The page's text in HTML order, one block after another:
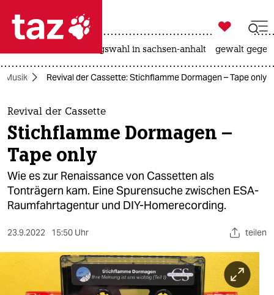
 taz zahl ich
taz zahl ich
themen
politik
öko
gesellschaft
sport
berlin

taz zahl ich
landtagswahl in sachsen-anhalt gewalt
Musik Revival der Cassette: Stichflamme Dormagen – Tape only
Revival der Cassette
Stichflamme Dormagen –
Tape only
Wie es zur Renaissance von Cassetten als
Tonträgern kam. Eine Spurensuche zwischen ESA-
Raumfahrtagentur und DIY-Homerecording.
23.9.2022 15:50 Uhr teilen